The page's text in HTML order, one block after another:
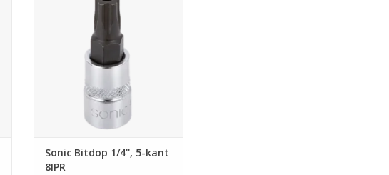
TOEVOEGEN AAN WINKELWAGEN
Sonic Bitdop 1/4'', 5-kant
8IPR